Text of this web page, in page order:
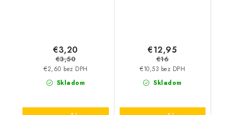
Skladom
€2,60 bez DPH
€3,20
€3,50
Skladom
€10,53 bez DPH
€12,95
€16